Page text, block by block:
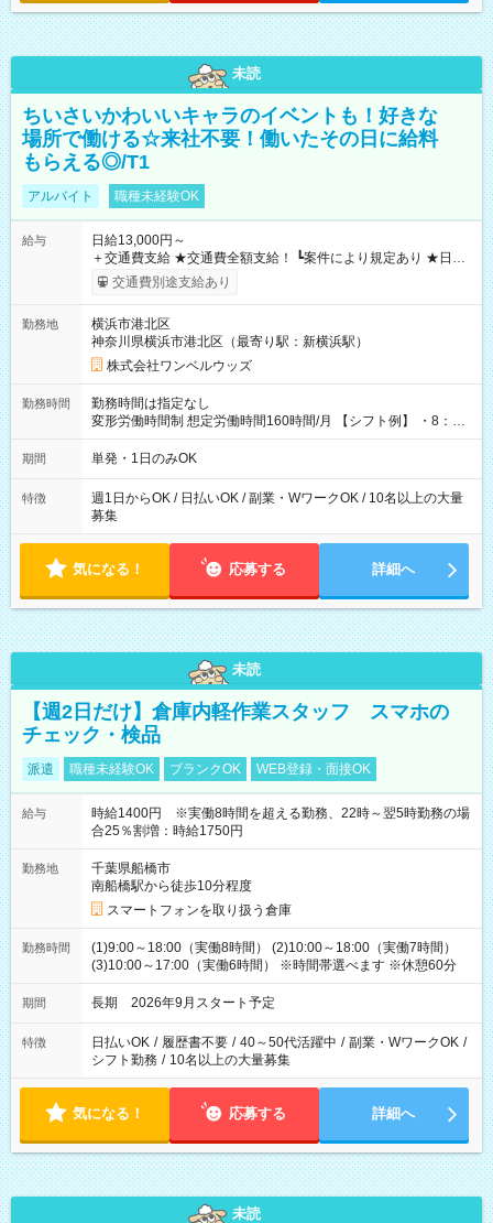
未読
ちいさいかわいいキャラのイベントも！好きな
場所で働ける☆来社不要！働いたその日に給料
もらえる◎/T1
アルバイト 職種未経験OK
給与
日給13,000円～
＋交通費支給 ★交通費全額支給！ ┗案件により規定あり ★日払
いOK！（規定あり） ┗働いたその日に現金GET♪ お仕事後はコ
ンビニATMから 日払い分を引き落とせます！ 【試用期間】試
交通費別途支給あり
勤務地
横浜市港北区
神奈川県横浜市港北区（最寄り駅：新横浜駅）
株式会社ワンベルウッズ
勤務時間
勤務時間は指定なし
変形労働時間制 想定労働時間160時間/月 【シフト例】 ・8：00
～21：00
期間 単発・1日のみOK
特徴
週1日からOK / 日払いOK / 副業・WワークOK / 10名以上の大量
募集
気になる！ 応募する 詳細へ
未読
【週2日だけ】倉庫内軽作業スタッフ スマホの
チェック・検品
派遣 職種未経験OK ブランクOK WEB登録・面接OK
給与
時給1400円 ※実働8時間を超える勤務、22時～翌5時勤務の場
合25％割増：時給1750円
勤務地
千葉県船橋市
南船橋駅から徒歩10分程度
スマートフォンを取り扱う倉庫
勤務時間
(1)9:00～18:00（実働8時間） (2)10:00～18:00（実働7時間）
(3)10:00～17:00（実働6時間） ※時間帯選べます ※休憩60分
期間 長期 2026年9月スタート予定
特徴 日払いOK / 履歴書不要 / 40～50代活躍中 / 副業・WワークOK /
シフト勤務 / 10名以上の大量募集
気になる！ 応募する 詳細へ
未読